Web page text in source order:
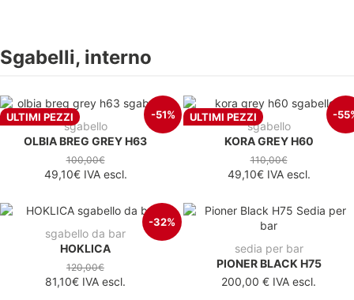
Sgabelli, interno
ULTIMI PEZZI -51%
sgabello
OLBIA BREG GREY H63
100,00€
49,10€IVA escl.
ULTIMI PEZZI -
sgabello
KORA GREY H60
110,00€
49,10€IVA escl.
-32%
sgabello da bar
HOKLICA
120,00€
81,10€ IVA escl.
sedia per bar
PIONER BLACK H75
200,00 € IVA escl.